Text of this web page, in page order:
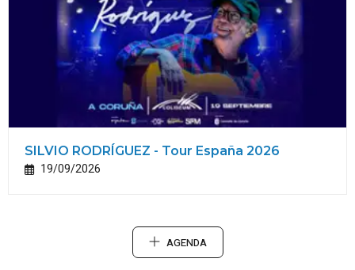
SILVIO RODRÍGUEZ - Tour España 2026
19/09/2026
AGENDA